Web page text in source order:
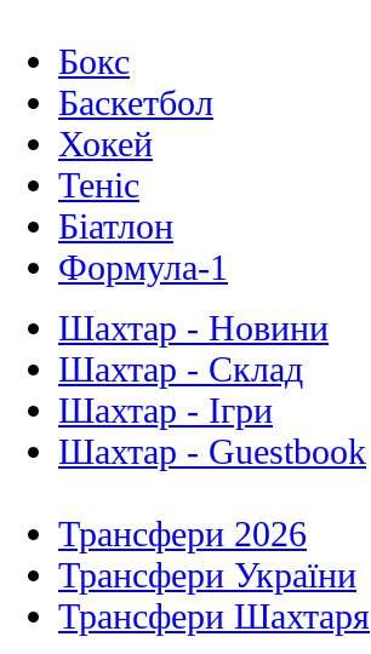
Бокс
Баскетбол
Хокей
Теніс
Біатлон
Формула-1
Шахтар - Новини
Шахтар - Склад
Шахтар - Ігри
Шахтар - Guestbook
Трансфери 2026
Трансфери України
Трансфери Шахтаря